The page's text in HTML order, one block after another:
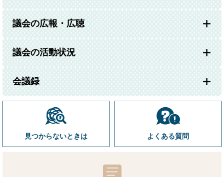
議会の広報・広聴
議会の活動状況
会議録
見つからないときは よくある質問